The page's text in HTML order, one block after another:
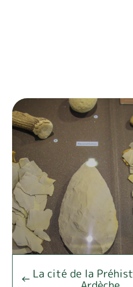
La cité de la